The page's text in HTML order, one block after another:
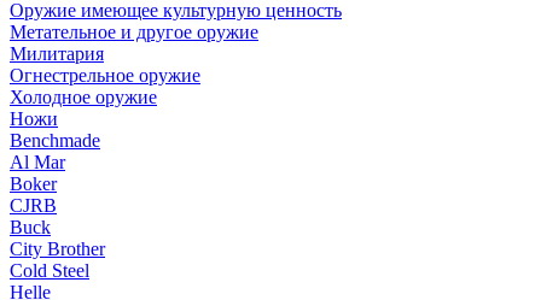
Оружие имеющее культурную ценность
Метательное и другое оружие
Милитария
Огнестрельное оружие
Холодное оружие
Ножи
Benchmade
Al Mar
Boker
CJRB
Buck
City Brother
Cold Steel
Helle